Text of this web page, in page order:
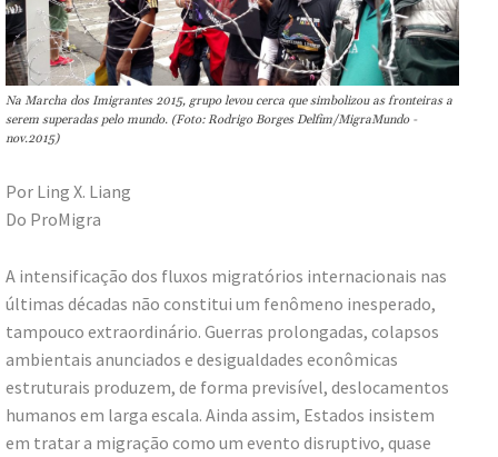
Na Marcha dos Imigrantes 2015, grupo levou cerca que simbolizou as fronteiras a
serem superadas pelo mundo. (Foto: Rodrigo Borges Delfim/MigraMundo -
nov.2015)
Por Ling X. Liang
Do ProMigra
A intensificação dos fluxos migratórios internacionais nas
últimas décadas não constitui um fenômeno inesperado,
tampouco extraordinário. Guerras prolongadas, colapsos
ambientais anunciados e desigualdades econômicas
estruturais produzem, de forma previsível, deslocamentos
humanos em larga escala. Ainda assim, Estados insistem
em tratar a migração como um evento disruptivo, quase